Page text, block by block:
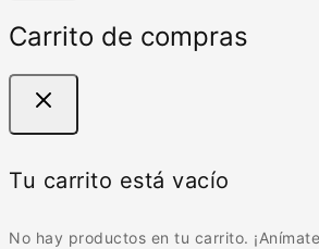
Carrito de compras
Tu carrito está vacío
No hay productos en tu carrito.